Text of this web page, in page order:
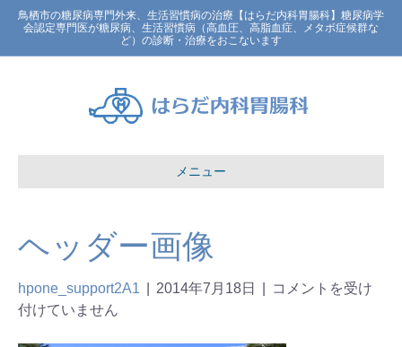
鳥栖市の糖尿病専門外来、生活習慣病の治療【はらだ内科胃腸科】糖尿病学
会認定専門医が糖尿病、生活習慣病（高血圧、高脂血症、メタボ症候群な
ど）の診断・治療をおこないます
メニュー
ヘッダー画像
hpone_support2A1 2014年7月18日
コメントを受け
付けていません